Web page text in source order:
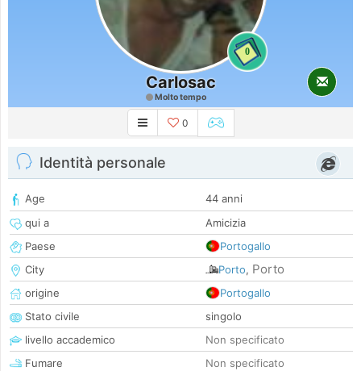
0
Carlosac
Molto tempo
0
Identità personale
Age
44 anni
qui a
Amicizia
Paese
Portogallo
City
Porto, Porto
origine
Portogallo
Stato civile
singolo
livello accademico
Non specificato
Fumare
Non specificato